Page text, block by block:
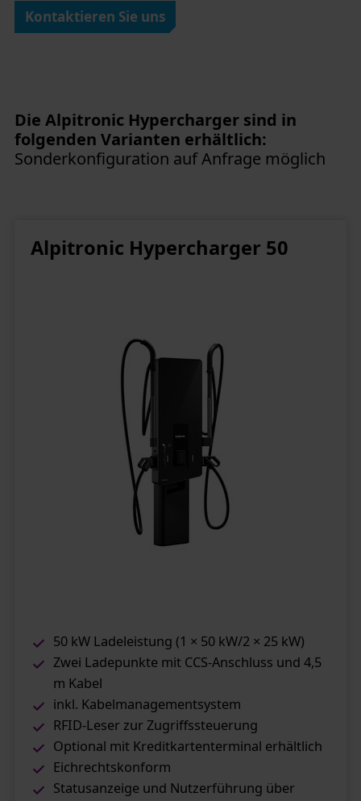
Kontaktieren Sie uns
Die Alpitronic Hypercharger sind in
folgenden Varianten erhältlich:
Sonderkonfiguration auf Anfrage möglich
Alpitronic Hypercharger 50
50 kW Ladeleistung (1 × 50 kW/2 × 25 kW)
Zwei Ladepunkte mit CCS-Anschluss und 4,5
m Kabel
inkl. Kabelmanagementsystem
RFID-Leser zur Zugriffssteuerung
Optional mit Kreditkartenterminal erhältlich
Eichrechtskonform
Statusanzeige und Nutzerführung über